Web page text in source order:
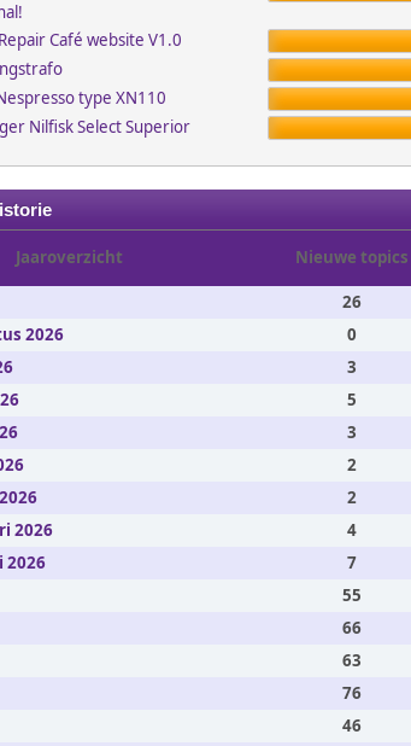
Café website V1.0
type XN110
Nilfisk Select Superior
Jaaroverzicht Nieuwe topics
26
2026
0
3
5
3
2
2
2026
4
2026
7
55
66
63
76
46